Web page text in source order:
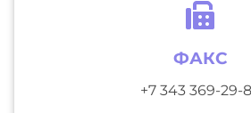
ФАКС
+7 343 369-29-